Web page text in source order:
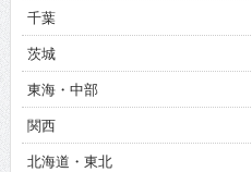
千葉
茨城
東海・中部
関西
北海道・東北